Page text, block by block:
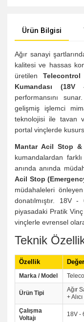
Ürün Bilgisi
Ağır sanayi
kalitesi ve hassas
üretilen
Kumandası
performansını
gelişmiş işlemci
teknolojisi ile tavan
portal vinçlerde
Mantar Acil Stop &
kumandalardan
anında anında
Acil Stop
müdahaleleri
donatılmıştır. 18V
piyasadaki Pratik
vinçlerle evrensel
Teknik
Özellik Değer
Marka / Model
Ürün Tipi
Ağır
+
Çalışma
Voltajı
18V -